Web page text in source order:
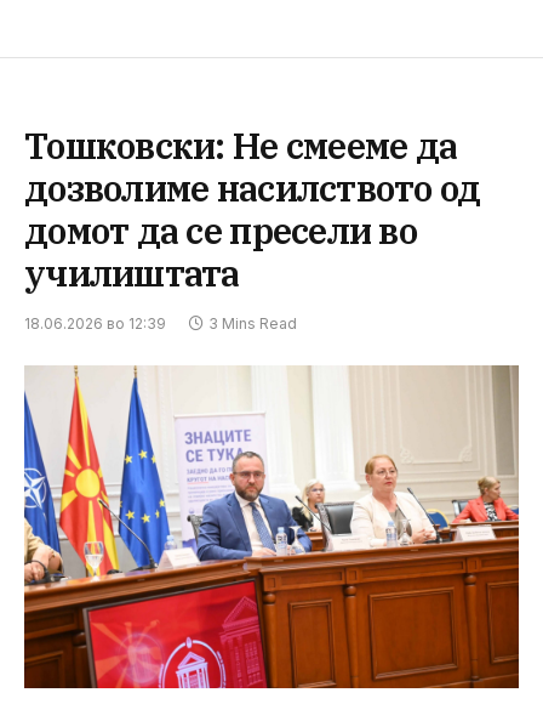
Тошковски: Не смееме да
дозволиме насилството од
домот да се пресели во
училиштата
18.06.2026 во 12:39 3 Mins Read